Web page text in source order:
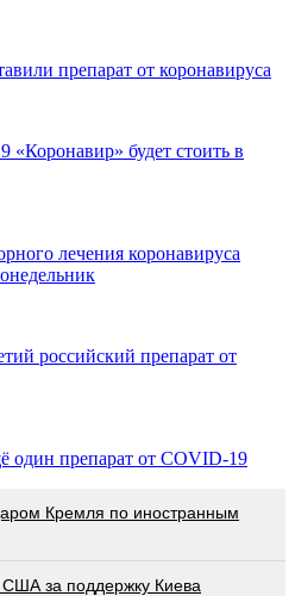
препарат от коронавируса
«Коронавир» будет стоить в
лечения коронавируса
российский препарат от
один препарат от COVID-19
Кремля по иностранным
за поддержку Киева